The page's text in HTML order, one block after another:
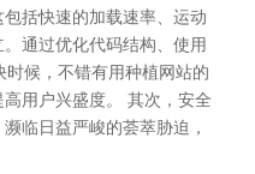
括快速的加载速率、运动
通过优化代码结构、使用
候，不错有用种植网站的
用户兴盛度。 其次，安全
临日益严峻的荟萃胁迫，